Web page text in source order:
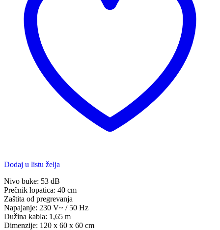
Dodaj u listu želja
Nivo buke: 53 dB
Prečnik lopatica: 40 cm
Zaštita od pregrevanja
Napajanje: 230 V~ / 50 Hz
Dužina kabla: 1,65 m
Dimenzije: 120 x 60 x 60 cm